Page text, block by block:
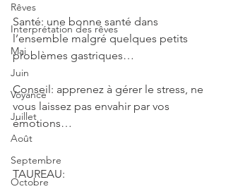
Rêves
Interprétation des rêves
Mai
Juin
Voyance
Juillet
Août
Septembre
Octobre
Santé: une bonne santé dans
l’ensemble malgré quelques petits
problèmes gastriques…
Conseil: apprenez à gérer le stress, ne
vous laissez pas envahir par vos
émotions…
TAUREAU: